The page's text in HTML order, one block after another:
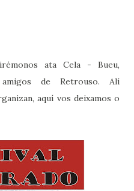
ata Cela - Bueu,
de Retrouso. Alí
aquí vos deixamos o